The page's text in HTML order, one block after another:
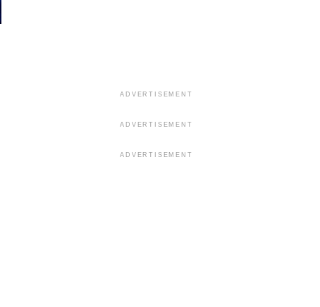
ADVERTISEMENT
ADVERTISEMENT
ADVERTISEMENT